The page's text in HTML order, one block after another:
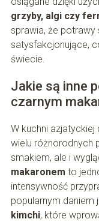
grzyby, algi czy
sprawia, że potrawy
satysfakcjonujące,
świecie.
Jakie są inne
czarnym
W kuchni
wielu różnorodnych
smakiem, ale i
makaronem to
intensywność
popularnym daniem
kimchi, które